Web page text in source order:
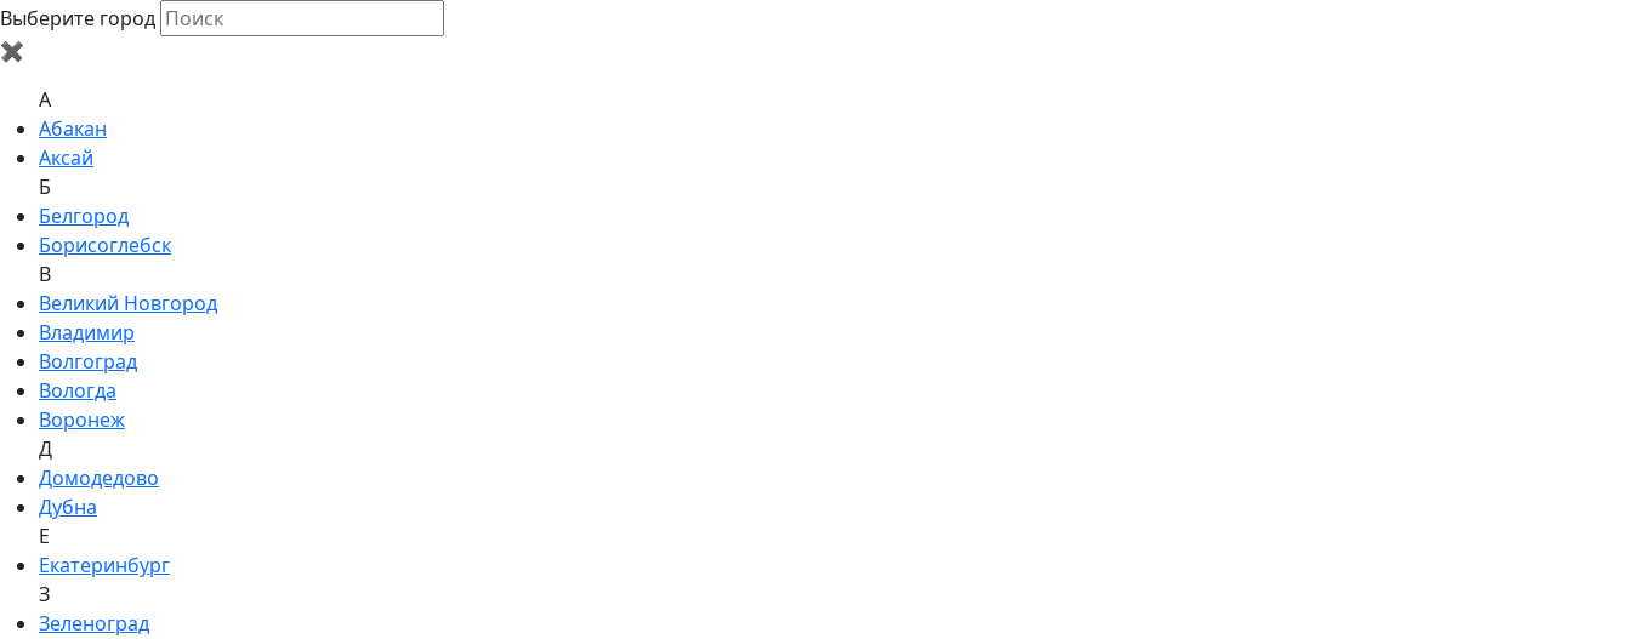
Выберите город
✖
A
Абакан
Аксай
Б
Белгород
Борисоглебск
В
Великий Новгород
Владимир
Волгоград
Вологда
Воронеж
Д
Домодедово
Дубна
Е
Екатеринбург
З
Зеленоград